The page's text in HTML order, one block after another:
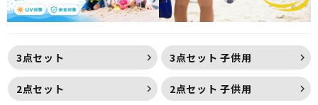
3点セット 3点セット 子供用
2点セット 2点セット 子供用